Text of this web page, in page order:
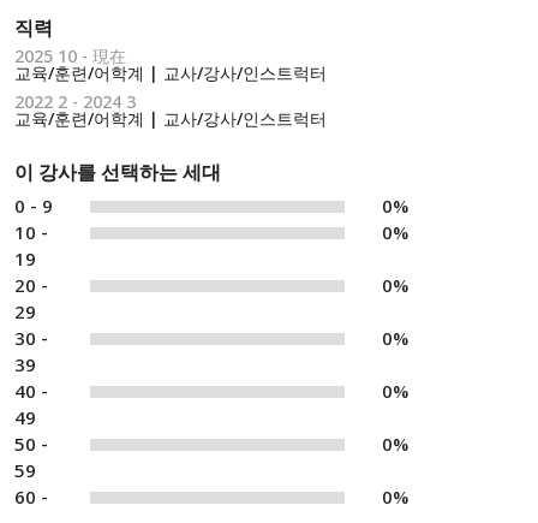
직력
2025 10 - 現在
교육/훈련/어학계 | 교사/강사/인스트럭터
2022 2 - 2024 3
교육/훈련/어학계 | 교사/강사/인스트럭터
이 강사를 선택하는 세대
0 - 9
0%
10 -
19
0%
20 -
29
0%
30 -
39
0%
40 -
49
0%
50 -
59
0%
60 - 0%